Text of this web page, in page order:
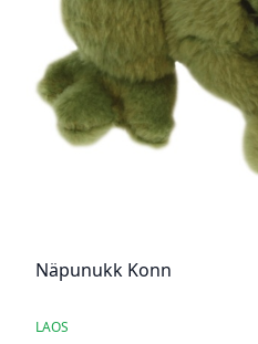
Näpunukk Konn
LAOS